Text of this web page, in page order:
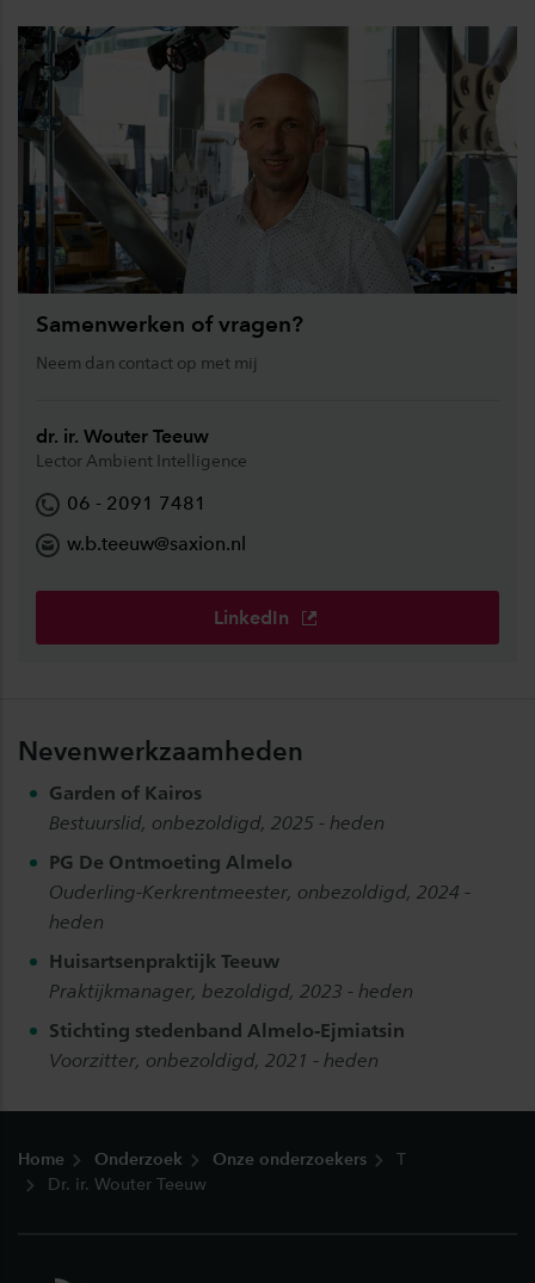
Samenwerken of vragen?
Neem dan contact op met mij
dr. ir. Wouter Teeuw
Lector Ambient Intelligence
06 - 2091 7481
w.b.teeuw@saxion.nl
LinkedIn
Nevenwerkzaamheden
Garden of Kairos
Bestuurslid, onbezoldigd, 2025 - heden
PG De Ontmoeting Almelo
Ouderling-Kerkrentmeester, onbezoldigd, 2024 -
heden
Huisartsenpraktijk Teeuw
Praktijkmanager, bezoldigd, 2023 - heden
Stichting stedenband Almelo-Ejmiatsin
Voorzitter, onbezoldigd, 2021 - heden
Home Onderzoek Onze onderzoekers
T
Dr. ir. Wouter Teeuw